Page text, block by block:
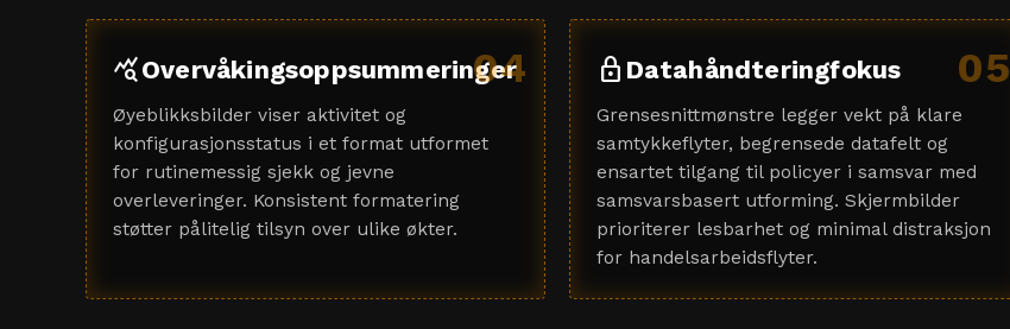
04
query_statsOvervåkingsoppsummeringer
Øyeblikksbilder viser aktivitet og
konfigurasjonsstatus i et format utformet
for rutinemessig sjekk og jevne
overleveringer. Konsistent formatering
støtter pålitelig tilsyn over ulike økter.
05
lock Datahåndteringfokus
Grensesnittmønstre legger vekt på klare
samtykkeflyter, begrensede datafelt og
ensartet tilgang til policyer i samsvar med
samsvarsbasert utforming. Skjermbilder
prioriterer lesbarhet og minimal distraksjon
for handelsarbeidsflyter.